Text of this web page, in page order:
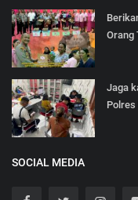
Orang
Jaga
SOCIAL MEDIA